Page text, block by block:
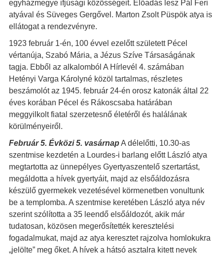
egyházmegye ifjúsági közösségeit. Előadás lesz Pál Feri
atyával és Süveges Gergővel. Marton Zsolt Püspök atya is
ellátogat a rendezvényre.
1923 február 1-én, 100 évvel ezelőtt született Pécel
vértanúja, Szabó Mária, a Jézus Szíve Társaságának
tagja. Ebből az alkalomból A Hírlevél 4. számában
Hetényi Varga Károlyné közöl tartalmas, részletes
beszámolót az 1945. február 24-én orosz katonák által 22
éves korában Pécel és Rákoscsaba határában
meggyilkolt fiatal szerzetesnő életéről és halálának
körülményeiről.
Február 5. Évközi 5. vasárnapA délelőtti, 10.30-as
szentmise kezdetén a Lourdes-i barlang előtt László atya
megtartotta az ünnepélyes Gyertyaszentelő szertartást,
megáldotta a hívek gyertyáit, majd az elsőáldozásra
készülő gyermekek vezetésével körmenetben vonultunk
be a templomba. A szentmise keretében László atya név
szerint szólította a 35 leendő elsőáldozót, akik már
tudatosan, közösen megerősítették keresztelési
fogadalmukat, majd az atya keresztet rajzolva homlokukra
„jelölte” meg őket. A hívek a hátsó asztalra kitett nevek